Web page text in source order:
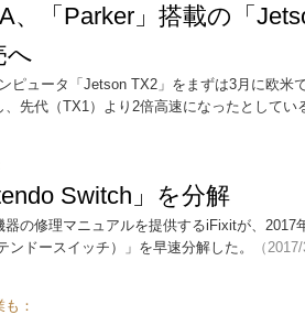
、「Parker」搭載の「
へ
ピュータ「Jetson TX2」をまずは3月に欧米
、先代（TX1）より2倍高速になったとしてい
Switch」を分解
器の修理マニュアルを提供するiFixitが、2017
ンドースイッチ）」を早速分解した。
（
：